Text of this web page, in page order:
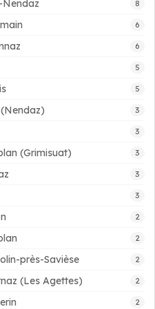
Nendaz 8
6
6
5
5
3
3
(Grimisuat) 3
3
3
2
2
près-Savièse 2
(Les Agettes) 2
2